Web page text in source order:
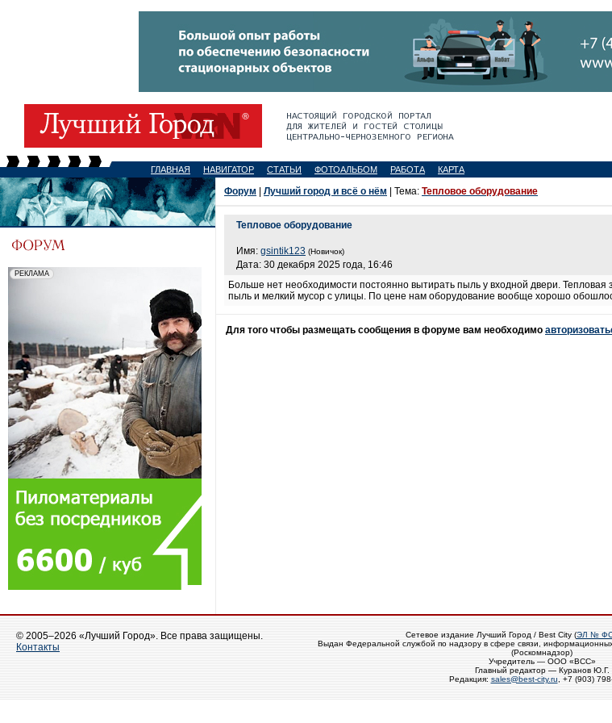
ГЛАВНАЯ НАВИГАТОР СТАТЬИ ФОТОАЛЬБОМ РАБОТА КАРТА
Форум Лучший город и всё о нём | Тема: Тепловое оборудование
Тепловое оборудование
Имя: gsintik123 (Новичок)
Дата: 30 декабря 2025 года, 16:46
Больше нет необходимости постоянно вытирать пыль у входной двери. Тепловая
пыль и мелкий мусор с улицы. По цене нам оборудование вообще хорошо
Для того чтобы размещать сообщения в форуме вам необходимо
© 2005–2026 «Лучший Город». Все права защищены.
Контакты
Сетевое издание Лучший Город / Best City (ЭЛ № ФС
Выдан Федеральной службой по надзору в сфере связи,
(Роскомнадзор)
Учредитель — ООО «ВСС»
Главный редактор — Куранов Ю.Г.
Редакция: sales@best-city.ru , +7 (903)